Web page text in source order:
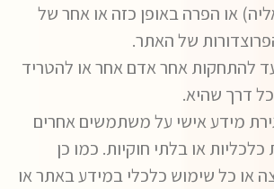
או הפרה באופן כזה או אחר של
של האתר.
להתחקות אחר אדם אחר או להטריד
דרך שהיא.
מידע אישי על משתמשים אחרים
או בלתי חוקיות. כמו כן
או כל שימוש כלכלי במידע באתר או